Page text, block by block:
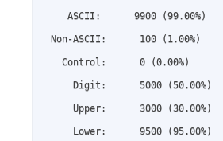
    ASCII:      9900 (99.00%)
Non-ASCII:      100 (1.00%)
   Control:      0 (0.00%)
     Digit:      5000 (50.00%)
     Upper:      3000 (30.00%)
     Lower:      9500 (95.00%)